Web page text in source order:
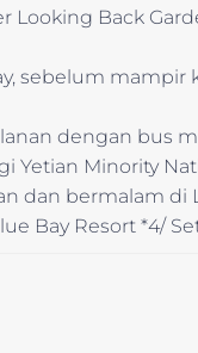
Back
sebelum mampir
dengan bus
Yetian Minority
dan bermalam di
Bay Resort *4/